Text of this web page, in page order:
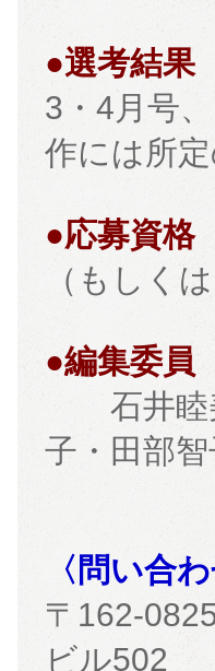
●選考結果
3・4月号
作には所
●応募資格
（もしく
●編集委員
石井睦美
子・田部
〈問い合
〒162-
ビル502